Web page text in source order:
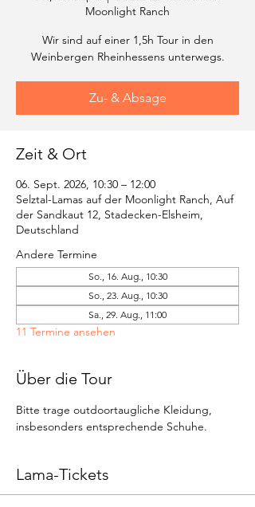
Moonlight Ranch
Wir sind auf einer 1,5h Tour in den
Weinbergen Rheinhessens unterwegs.
Zu- & Absage
Zeit & Ort
06. Sept. 2026, 10:30 – 12:00
Selztal-Lamas auf der Moonlight Ranch, Auf
der Sandkaut 12, Stadecken-Elsheim,
Deutschland
Andere Termine
So., 16. Aug., 10:30
So., 23. Aug., 10:30
Sa., 29. Aug., 11:00
11 Termine ansehen
Über die Tour
Bitte trage outdoortaugliche Kleidung,
insbesonders entsprechende Schuhe.
Lama-Tickets